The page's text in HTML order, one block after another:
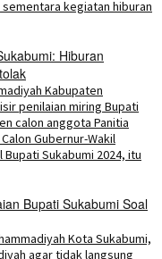
Hiburan
Bupati Sukabumi Soal